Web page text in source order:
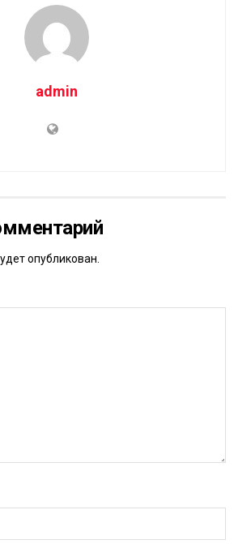
admin
опубликован.